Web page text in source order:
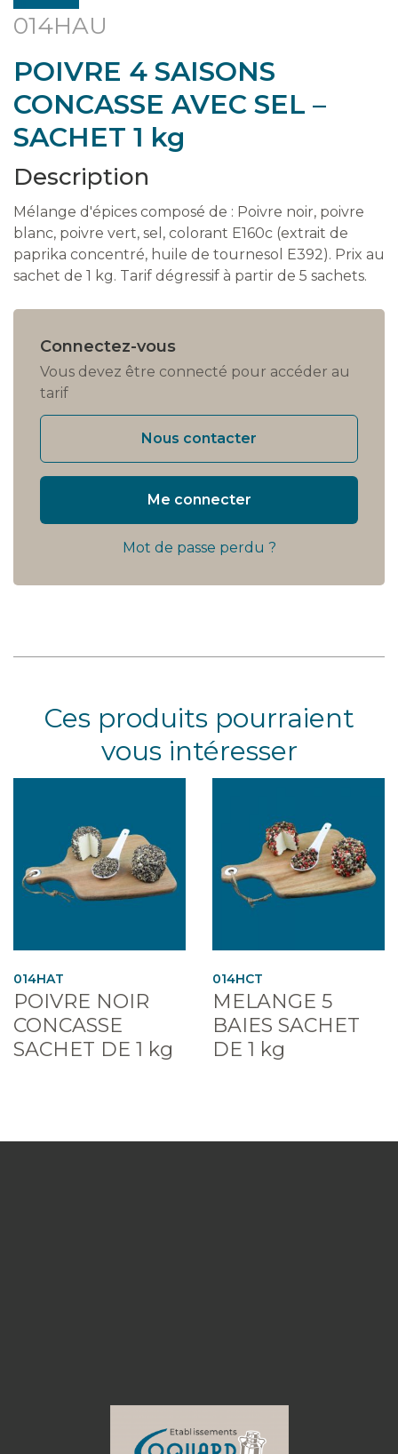
014HAU
POIVRE 4 SAISONS
CONCASSE AVEC SEL –
SACHET 1 kg
Description
Mélange d'épices composé de : Poivre noir, poivre
blanc, poivre vert, sel, colorant E160c (extrait de
paprika concentré, huile de tournesol E392). Prix au
sachet de 1 kg. Tarif dégressif à partir de 5 sachets.
Connectez-vous
Vous devez être connecté pour accéder au
tarif
Nous contacter
Me connecter
Mot de passe perdu ?
Ces produits pourraient
vous intéresser
014HAT
POIVRE NOIR
CONCASSE
SACHET DE 1 kg
014HCT
MELANGE 5
BAIES SACHET
DE 1 kg